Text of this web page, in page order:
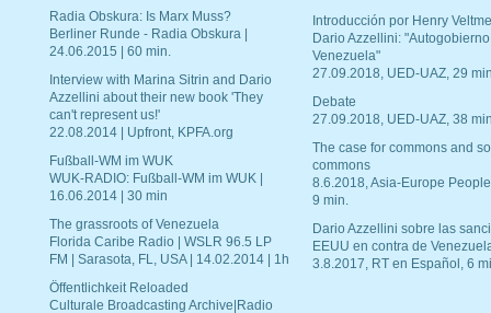
Radia Obskura: Is Marx Muss?
Berliner Runde - Radia Obskura |
24.06.2015 | 60 min.
Interview with Marina Sitrin and Dario
Azzellini about their new book 'They
can't represent us!'
22.08.2014 | Upfront, KPFA.org
Fußball-WM im WUK
WUK-RADIO: Fußball-WM im WUK |
16.06.2014 | 30 min
The grassroots of Venezuela
Florida Caribe Radio | WSLR 96.5 LP
FM | Sarasota, FL, USA | 14.02.2014 | 1h
Öffentlichkeit Reloaded
Culturale Broadcasting Archive|Radio
Introducción por Henry
Dario Azzellini:
Venezuela"
27.09.2018, UED-UAZ, 29
Debate
27.09.2018, UED-UAZ, 38
The case for commons and
commons
8.6.2018, Asia-Europe
9 min.
Dario Azzellini sobre las
EEUU en contra de
3.8.2017, RT en Español, 6